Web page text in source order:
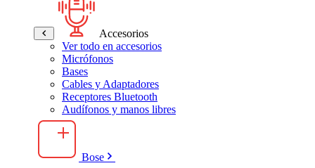
Accesorios
Ver todo en accesorios
Micrófonos
Bases
Cables y Adaptadores
Receptores Bluetooth
Audífonos y manos libres
Bose